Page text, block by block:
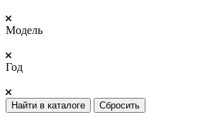
Модель
Год
Найти в каталоге Сбросить